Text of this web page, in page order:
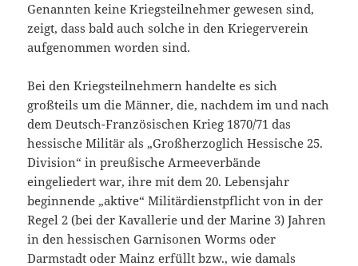
Genannten keine Kriegsteilnehmer gewesen sind,
zeigt, dass bald auch solche in den Kriegerverein
aufgenommen worden sind.
Bei den Kriegsteilnehmern handelte es sich
großteils um die Männer, die, nachdem im und nach
dem Deutsch-Französischen Krieg 1870/71 das
hessische Militär als „Großherzoglich Hessische 25.
Division“ in preußische Armeeverbände
eingeliedert war, ihre mit dem 20. Lebensjahr
beginnende „aktive“ Militärdienstpflicht von in der
Regel 2 (bei der Kavallerie und der Marine 3) Jahren
in den hessischen Garnisonen Worms oder
Darmstadt oder Mainz erfüllt bzw., wie damals